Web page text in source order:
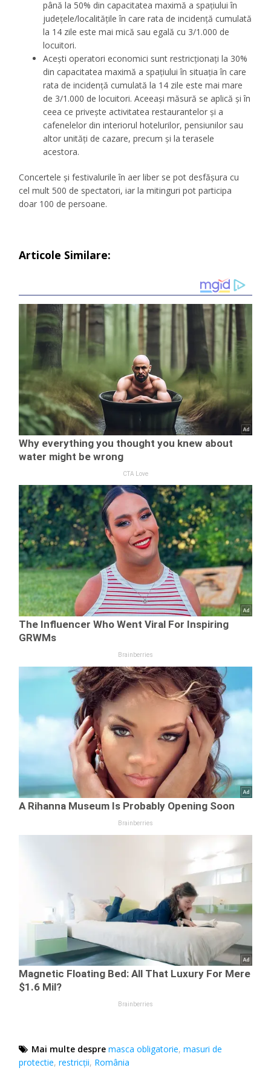
până la 50% din capacitatea maximă a spaţiului în
județele/localitățile în care rata de incidență cumulată
la 14 zile este mai mică sau egală cu 3/1.000 de
locuitori.
Acești operatori economici sunt restricționați la 30%
din capacitatea maximă a spaţiului în situația în care
rata de incidență cumulată la 14 zile este mai mare
de 3/1.000 de locuitori. Aceeași măsură se aplică și în
ceea ce privește activitatea restaurantelor şi a
cafenelelor din interiorul hotelurilor, pensiunilor sau
altor unităţi de cazare, precum şi la terasele
acestora.
Concertele și festivalurile în aer liber se pot desfășura cu
cel mult 500 de spectatori, iar la mitinguri pot participa
doar 100 de persoane.
Articole Similare:
Mai multe despre masca obligatorie,masuri de
protectie,restricții, România